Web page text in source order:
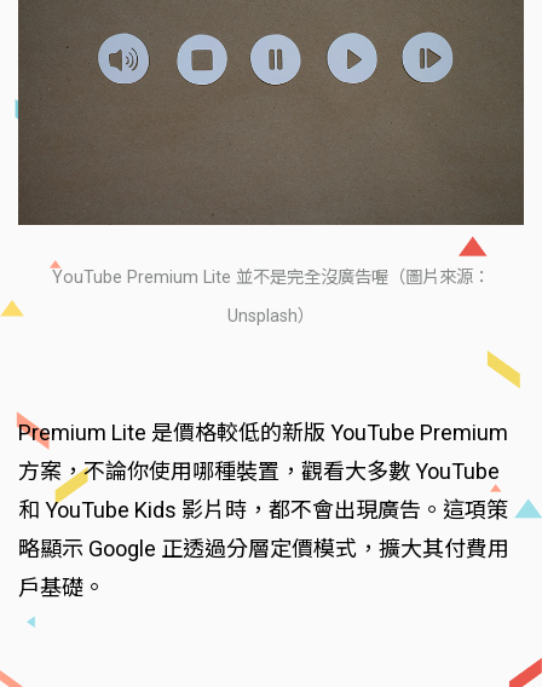
YouTube Premium Lite 並不是完全沒廣告喔（圖片來源：
Unsplash）
Premium Lite 是價格較低的新版 YouTube Premium
方案，不論你使用哪種裝置，觀看大多數 YouTube
和 YouTube Kids 影片時，都不會出現廣告。這項策
略顯示 Google 正透過分層定價模式，擴大其付費用
戶基礎。